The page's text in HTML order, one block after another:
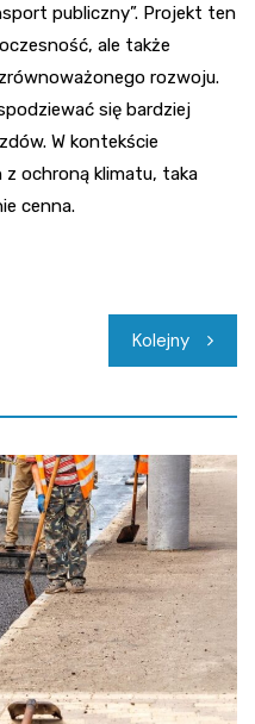
publiczny”. Projekt ten
ale także
rozwoju.
się bardziej
W kontekście
ochroną klimatu, taka
cenna.
Kolejny